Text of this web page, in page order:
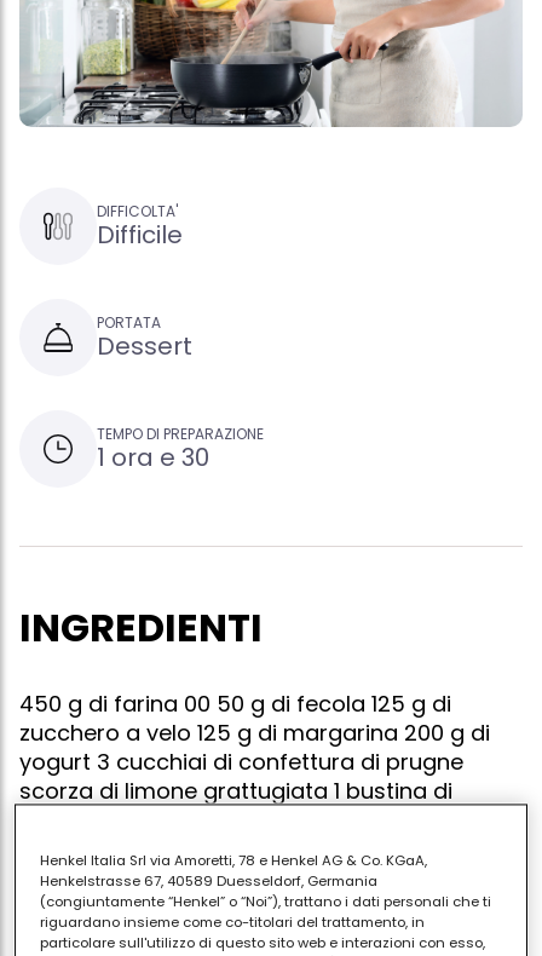
DIFFICOLTA'
Difficile
PORTATA
Dessert
TEMPO DI PREPARAZIONE
1 ora e 30
INGREDIENTI
450 g di farina 00 50 g di fecola 125 g di
zucchero a velo 125 g di margarina 200 g di
yogurt 3 cucchiai di confettura di prugne
scorza di limone grattugiata 1 bustina di
di sale
Henkel Italia Srl via Amoretti, 78 e Henkel AG & Co. KGaA,
Henkelstrasse 67, 40589 Duesseldorf, Germania
(congiuntamente “Henkel” o “Noi”), trattano i dati personali che ti
riguardano insieme come co-titolari del trattamento, in
particolare sull'utilizzo di questo sito web e interazioni con esso,